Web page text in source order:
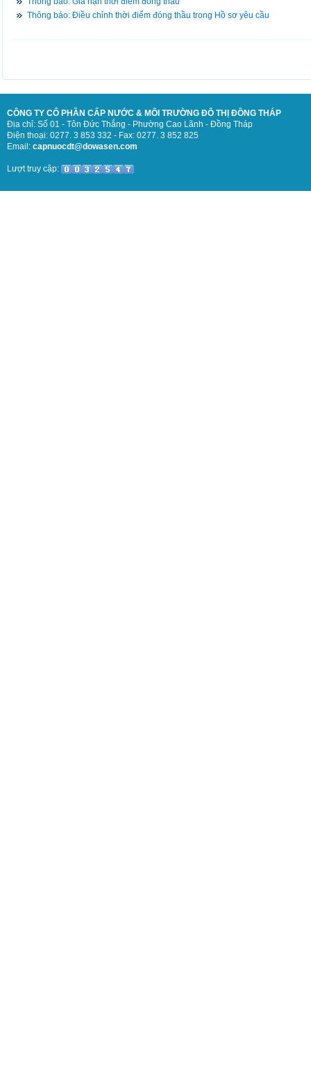
Thông báo: Điều chỉnh thời điểm đóng thầu trong Hồ sơ yêu cầu
CÔNG TY CỔ PHẦN CẤP NƯỚC & MÔI TRƯỜNG ĐÔ THỊ ĐỒNG THÁP
Địa chỉ: Số 01 - Tôn Đức Thắng - Phường Cao Lãnh - Đồng Tháp
Điện thoại: 0277. 3 853 332 - Fax: 0277. 3 852 825
Email: capnuocdt@dowasen.com
Lượt truy cập: